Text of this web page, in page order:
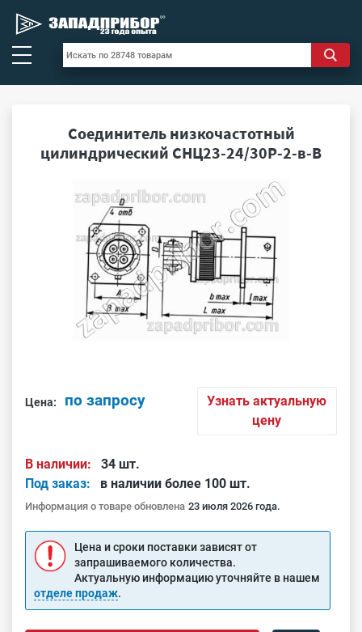
Соединитель низкочастотный
цилиндрический СНЦ23-24/30Р-2-в-В
Цена: по запросу
Узнать актуальную
цену
В наличии:
34 шт.
Под заказ:
в наличии более 100 шт.
Информация о товаре обновлена 23 июля 2026 года.
Цена и сроки поставки зависят от
запрашиваемого количества.
Актуальную информацию уточняйте в нашем
отделе продаж.